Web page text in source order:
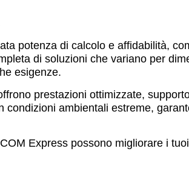
potenza di calcolo e affidabilità,
di soluzioni che variano per
esigenze.
prestazioni ottimizzate,
ambientali estreme,
Express possono migliorare i